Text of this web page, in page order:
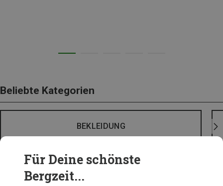
Beliebte Kategorien
BEKLEIDUNG
Für Deine schönste
Bergzeit...